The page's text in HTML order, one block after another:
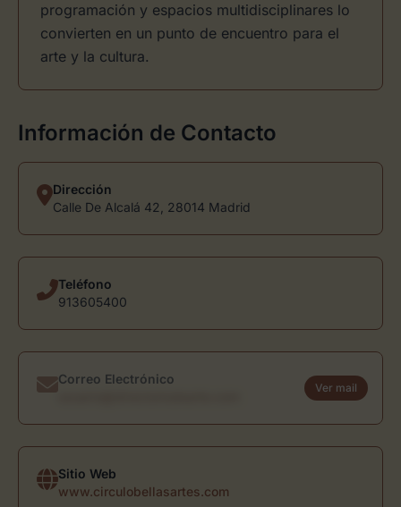
programación y espacios multidisciplinares lo
convierten en un punto de encuentro para el
arte y la cultura.
Información de Contacto
Dirección
Calle De Alcalá 42, 28014 Madrid
Teléfono
913605400
Correo Electrónico
Ver mail
Sitio Web
www.circulobellasartes.com